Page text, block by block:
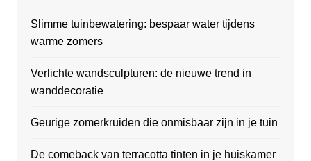
Slimme tuinbewatering: bespaar water tijdens
warme zomers
Verlichte wandsculpturen: de nieuwe trend in
wanddecoratie
Geurige zomerkruiden die onmisbaar zijn in je tuin
De comeback van terracotta tinten in je huiskamer